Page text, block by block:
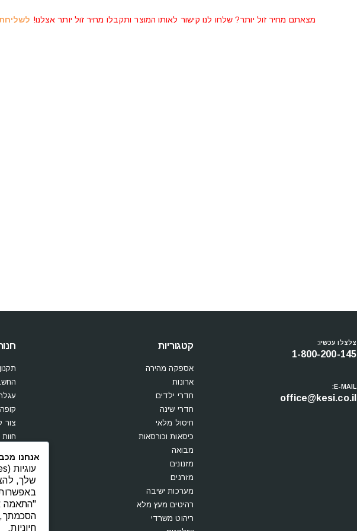
מצאתם מחיר זול יותר? שלחו לנו קישור לאותו המוצר ותקבלו מחיר זול יותר אצלנו!
צלצלו עכשיו:
1-800-200-145
E-MAIL:
office@kesi.co.il
קטגוריות
אספקה מהירה
ארונות
חדרי ילדים
חדרי שינה
חיסול מלאי
כיסאות וכורסאות
מבואה
מזנונים
מזרנים
מערכות ישיבה
רהיטים מעץ מלא
ריהוט משרדי
תקנון
קופה
צור
אנחנו
שלך,
"התאמה
הסכמתך,
חיוניות.